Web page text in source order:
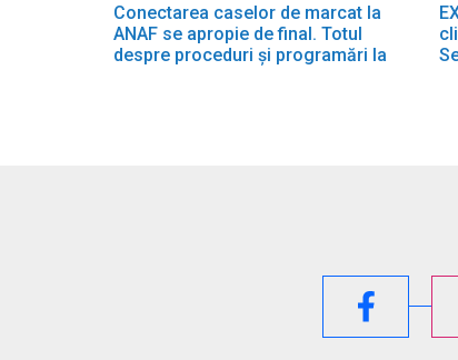
Conectarea caselor de marcat la
ANAF se apropie de final. Totul
despre proceduri și programări la